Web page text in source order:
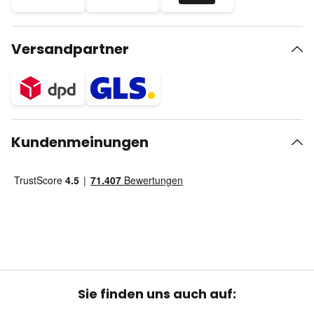
Versandpartner
Kundenmeinungen
Sie finden uns auch auf: